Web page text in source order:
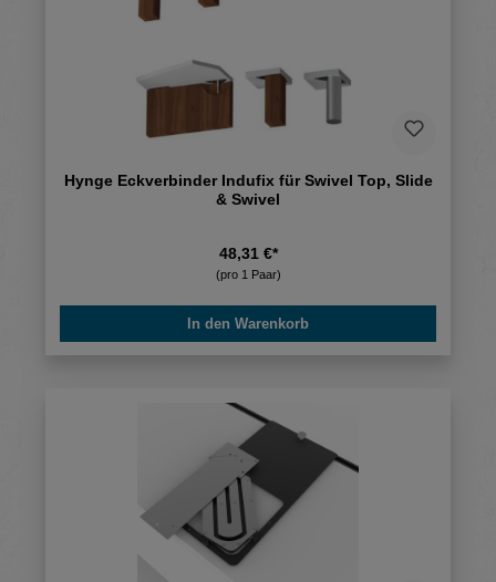
Hynge Eckverbinder Indufix für Swivel Top, Slide
& Swivel
48,31 €*
(pro 1 Paar)
In den Warenkorb